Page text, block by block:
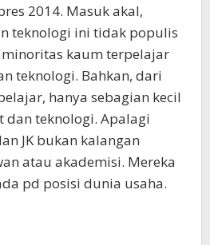
2014. Masuk akal,
teknologi ini tidak populis
kaum terpelajar
teknologi. Bahkan, dari
hanya sebagian kecil
teknologi. Apalagi
JK bukan kalangan
atau akademisi. Mereka
pd posisi dunia usaha.